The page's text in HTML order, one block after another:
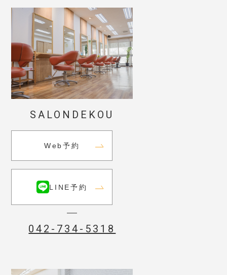
SALONDEKOU
Web予約
LINE予約
042-734-5318